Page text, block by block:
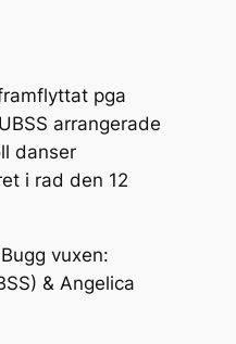
pga
arrangerade
danser
i rad den 12
vuxen:
& Angelica